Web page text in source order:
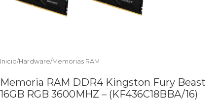
Inicio/Hardware/Memorias RAM
Memoria RAM DDR4 Kingston Fury Beast
16GB RGB 3600MHZ – (KF436C18BBA/16)